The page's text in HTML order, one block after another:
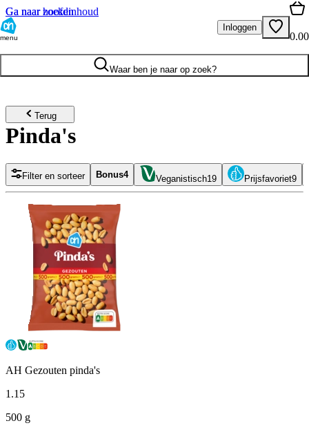
Ga naar hoofdinhoud
Ga naar zoeken
menu
Inloggen
0.00
Waar ben je naar op zoek?
Terug
Pinda's
Filter en sorteer Bonus4 Veganistisch19 Prijsfavoriet9
AH Gezouten pinda's
1.15
500 g